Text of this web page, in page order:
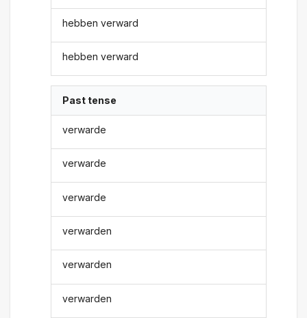
hebben verward
hebben verward
Past tense
verwarde
verwarde
verwarde
verwarden
verwarden
verwarden